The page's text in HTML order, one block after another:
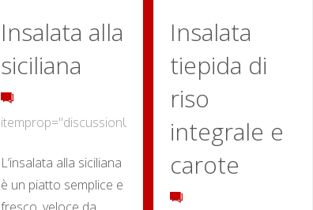
Insalata alla
siciliana
itemprop="discussionURL"
L’insalata alla siciliana
è un piatto semplice e
Insalata
tiepida di
riso
integrale e
carote